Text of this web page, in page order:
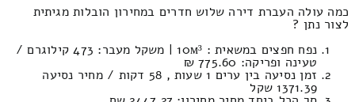
כמה עולה העברת דירה שלוש חדרים במחירון הובלות מגיתית
לצור נתן ?
נפח חפצים במשאית : 10м³ | משקל מעבר: 473 קילוגרם /
טעינה ופריקה: 775.60 ₪
זמן נסיעה בין ערים 1 שעות , 58 דקות / מחיר נסיעה
1371.39 שקל